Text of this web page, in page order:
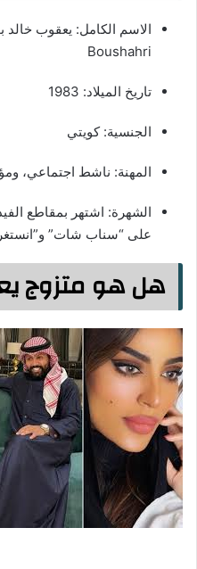
Boushahri
تاريخ الميلاد: 1983
الجنسية: كويتي
المهنة: ناشط اجتماعي،
الشهرة: اشتهر بمقاطع
على “سناب شات”
هل هو متزوج